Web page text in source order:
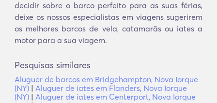
decidir sobre o barco perfeito para as suas férias,
deixe os nossos especialistas em viagens sugerirem
os melhores barcos de vela, catamarãs ou iates a
motor para a sua viagem.
Pesquisas similares
Aluguer de barcos em Bridgehampton, Nova Iorque
(NY) | Aluguer de iates em Flanders, Nova Iorque
(NY) | Aluguer de iates em Centerport, Nova Iorque